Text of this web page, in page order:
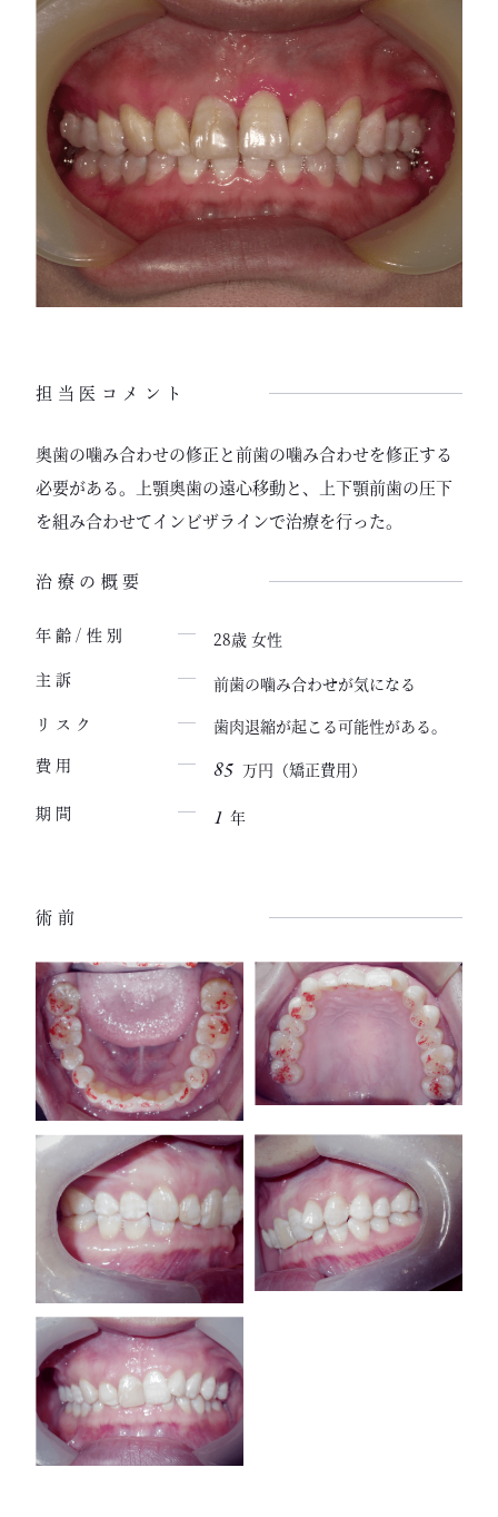
担当医コメント
奥歯の噛み合わせの修正と前歯の噛み合わせを修正する
必要がある。上顎奥歯の遠心移動と、上下顎前歯の圧下
を組み合わせてインビザラインで治療を行った。
治療の概要
年齢/性別 28歳 女性
主訴 前歯の噛み合わせが気になる
リスク 歯肉退縮が起こる可能性がある。
費用 85 万円（矯正費用）
期間 1 年
術前